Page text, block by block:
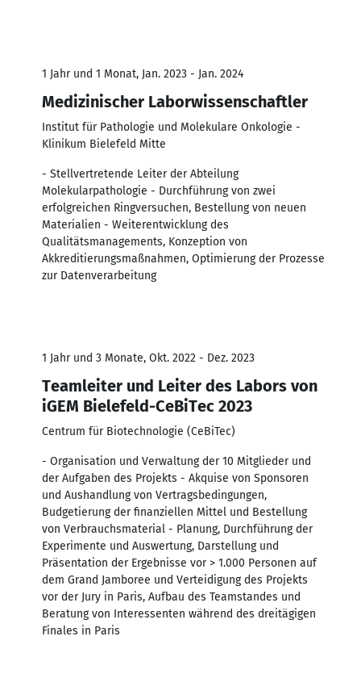
1 Jahr und 1 Monat, Jan. 2023 - Jan. 2024
Medizinischer Laborwissenschaftler
Institut für Pathologie und Molekulare Onkologie -
Klinikum Bielefeld Mitte
- Stellvertretende Leiter der Abteilung
Molekularpathologie - Durchführung von zwei
erfolgreichen Ringversuchen, Bestellung von neuen
Materialien - Weiterentwicklung des
Qualitätsmanagements, Konzeption von
Akkreditierungsmaßnahmen, Optimierung der Prozesse
zur Datenverarbeitung
1 Jahr und 3 Monate, Okt. 2022 - Dez. 2023
Teamleiter und Leiter des Labors von
iGEM Bielefeld-CeBiTec 2023
Centrum für Biotechnologie (CeBiTec)
- Organisation und Verwaltung der 10 Mitglieder und
der Aufgaben des Projekts - Akquise von Sponsoren
und Aushandlung von Vertragsbedingungen,
Budgetierung der finanziellen Mittel und Bestellung
von Verbrauchsmaterial - Planung, Durchführung der
Experimente und Auswertung, Darstellung und
Präsentation der Ergebnisse vor > 1.000 Personen auf
dem Grand Jamboree und Verteidigung des Projekts
vor der Jury in Paris, Aufbau des Teamstandes und
Beratung von Interessenten während des dreitägigen
Finales in Paris